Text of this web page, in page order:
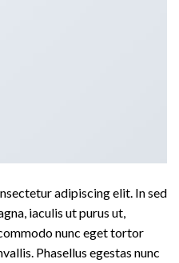
adipiscing elit. In sed
iaculis ut purus ut,
nunc eget tortor
Phasellus egestas nunc